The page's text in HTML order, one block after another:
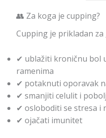
👥 Za koga je cupping?
Cupping je prikladan
✔ ublažiti kroničnu bol
ramenima
✔ potaknuti oporavak
✔ smanjiti celulit i
✔ osloboditi se stresa i
✔ ojačati imunitet